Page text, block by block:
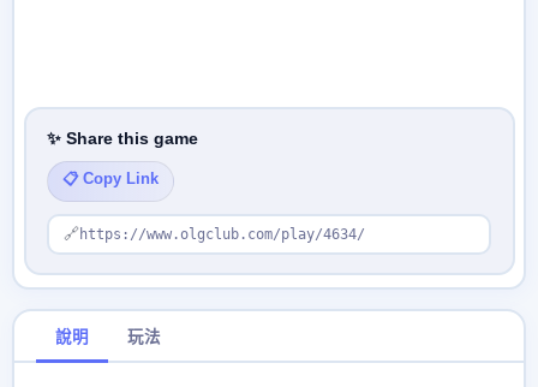
✨ Share this game
📋 Copy Link
🔗 https://www.olgclub.com/play/4634/
說明 玩法